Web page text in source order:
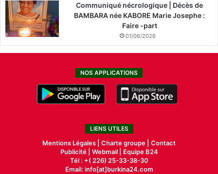
Communiqué nécrologique | Décès de
BAMBARA née KABORE Marie Josephe :
Faire -part
01/06/2026
NOS APPLICATIONS
LIENS UTILES
Mentions Légales | Charte groupe | Contact
Publicité| Webmail |
Equipe B24
Tél : +( 226) 25-33-38-30
Email: info[at]burkina24.com